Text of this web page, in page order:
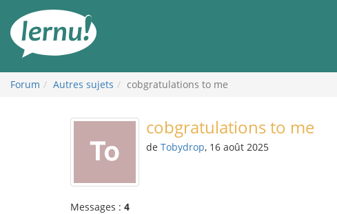
contenu
Forum Autres sujets cobgratulations to me
cobgratulations to me
de Tobydrop, 16 août 2025
Messages : 4